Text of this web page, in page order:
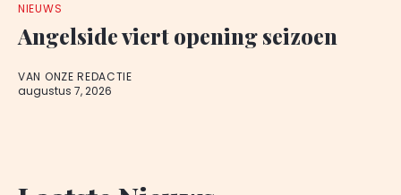
NIEUWS
Angelside viert opening seizoen
VAN ONZE REDACTIE
augustus 7, 2026